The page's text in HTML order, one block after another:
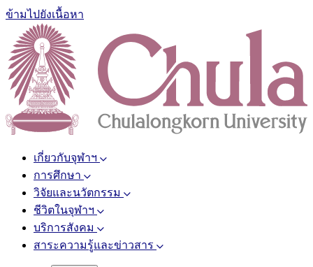
ข้ามไปยังเนื้อหา
เกี่ยวกับจุฬาฯ
การศึกษา
วิจัยและนวัตกรรม
ชีวิตในจุฬาฯ
บริการสังคม
สาระความรู้และข่าวสาร